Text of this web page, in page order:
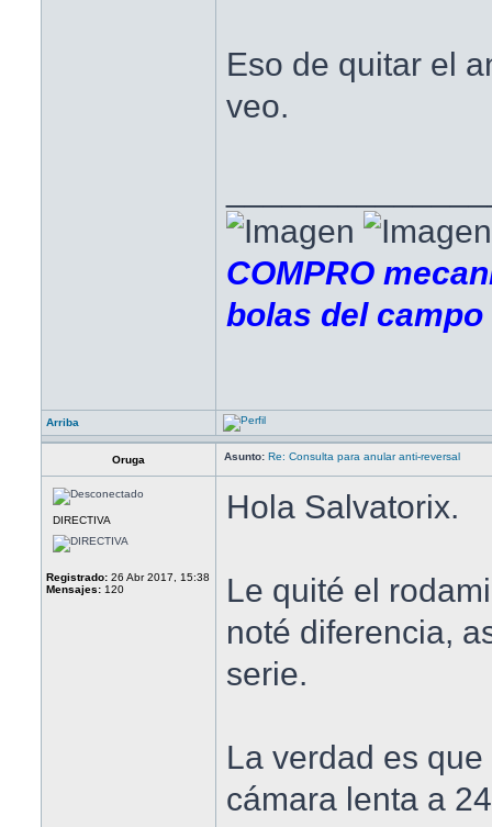
Eso de quitar el
veo.
COMPRO
bolas del campo
Arriba
Oruga Asunto: Re: Consulta para anular anti-reversal
DIRECTIVA
Registrado: 26 Abr 2017, 15:38
Mensajes: 120
Hola Salvatorix.
Le quité el
noté diferencia,
serie.
La verdad es
cámara lenta a